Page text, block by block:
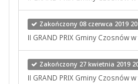
Zakończony 08 czerwca 2019
II GRAND PRIX Gminy Czosnów
Zakończony 27 kwietnia 2019
II GRAND PRIX Gminy Czosnów